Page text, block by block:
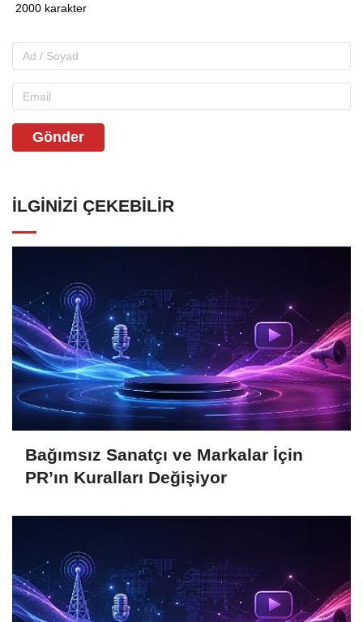
Gönder
İLGINIZI ÇEKEBILIR
Bağımsız Sanatçı ve Markalar İçin
PR’ın Kuralları Değişiyor